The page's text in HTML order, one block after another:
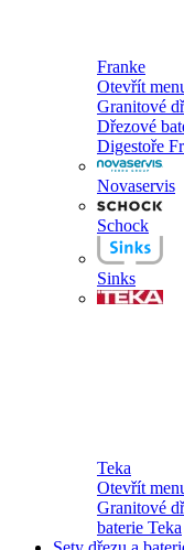
Franke
Otevřít
Granitové
Dřezové
Digestoře
Novaservis
Schock
Sinks
Teka
Otevřít
Granitové
baterie Teka